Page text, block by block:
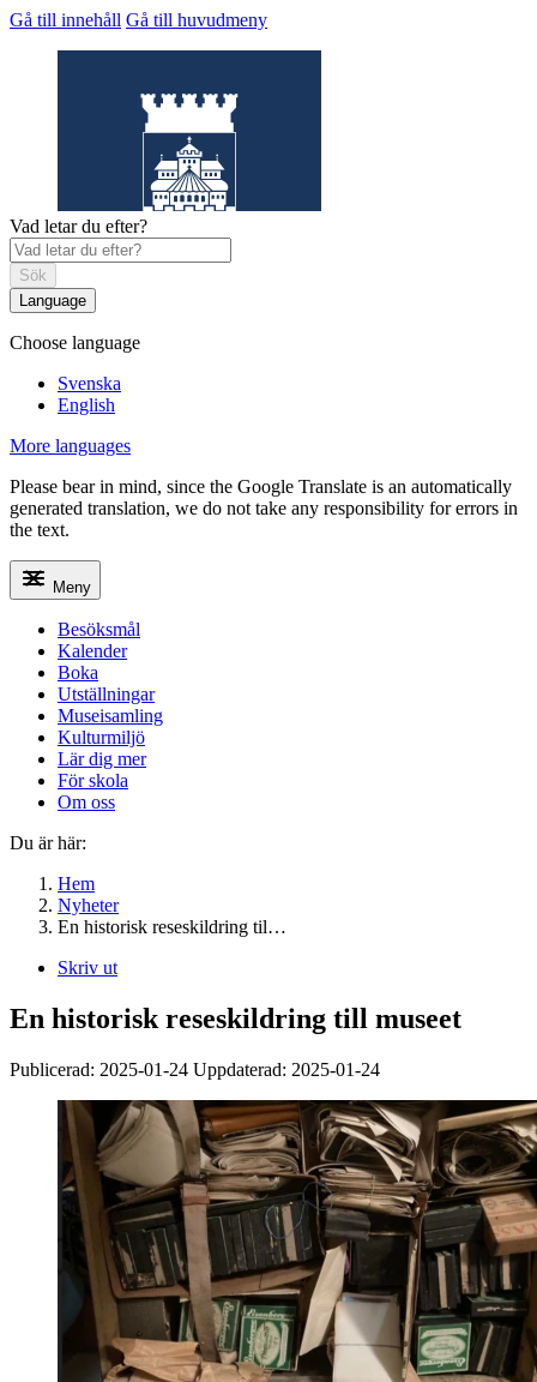
Gå till innehåll Gå till huvudmeny
Helsingborgs museum
Vad letar du efter?
Sök
Language
Choose language
Svenska
English
More languages
Please bear in mind, since the Google Translate is an automatically
generated translation, we do not take any responsibility for errors in
the text.
Meny
Besöksmål
Kalender
Boka
Utställningar
Museisamling
Kulturmiljö
Lär dig mer
För skola
Om oss
Du är här:
Hem
Nyheter
En historisk reseskildring til…
Skriv ut
En historisk reseskildring till museet
Publicerad: 2025-01-24 Uppdaterad: 2025-01-24